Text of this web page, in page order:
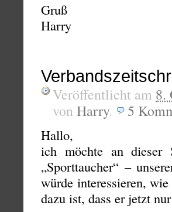
Gruß
Harry
Veröffentlicht am 8.
von Harry. 5
Hallo,
ich möchte an dieser
„Sporttaucher“ –
würde interessieren,
dazu ist, dass er jetzt